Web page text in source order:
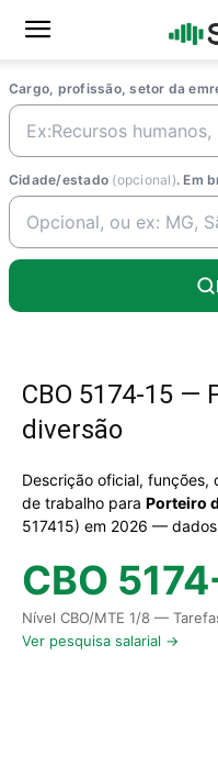
Cargo, profissão, setor da
Cidade/estado (opcional). Em
CBO 5174-15 —
diversão
Descrição oficial, funções,
de trabalho para Porteiro
517415) em 2026 — dados
CBO
Nível CBO/MTE 1/8 —
Ver pesquisa salarial →